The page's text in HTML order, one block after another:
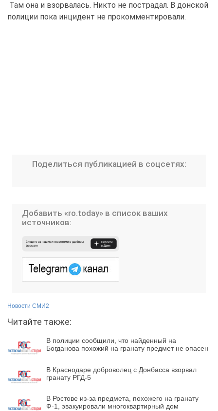
Там она и взорвалась. Никто не пострадал. В донской
полиции пока инцидент не прокомментировали.
Поделиться публикацией в соцсетях:
Добавить «ro.today» в список ваших
источников:
Новости СМИ2
Читайте также:
В полиции сообщили, что найденный на
Богданова похожий на гранату предмет не опасен
В Краснодаре доброволец с Донбасса взорвал
гранату РГД-5
В Ростове из-за предмета, похожего на гранату
Ф-1, эвакуировали многоквартирный дом